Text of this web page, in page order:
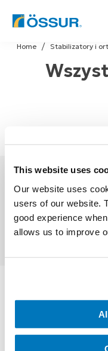
This website uses
Our website uses
users of our website.
good experience
allows us to improve
Skip
to
content
Stabilizatory i
Home
To jest
zgodnie